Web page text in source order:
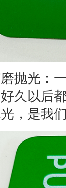
抛光 ：
久以后
，是我